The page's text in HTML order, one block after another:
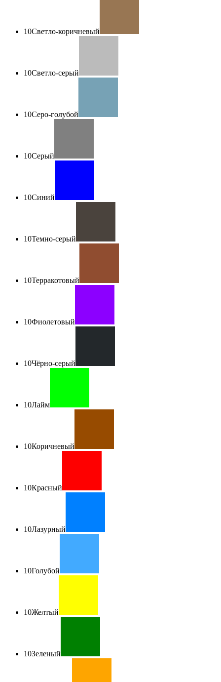
10Светло-коричневый
10Светло-серый
10Серо-голубой
10Серый
10Синий
10Темно-серый
10Терракотовый
10Фиолетовый
10Чёрно-серый
10Лайм
10Коричневый
10Красный
10Лазурный
10Голубой
10Желтый
10Зеленый